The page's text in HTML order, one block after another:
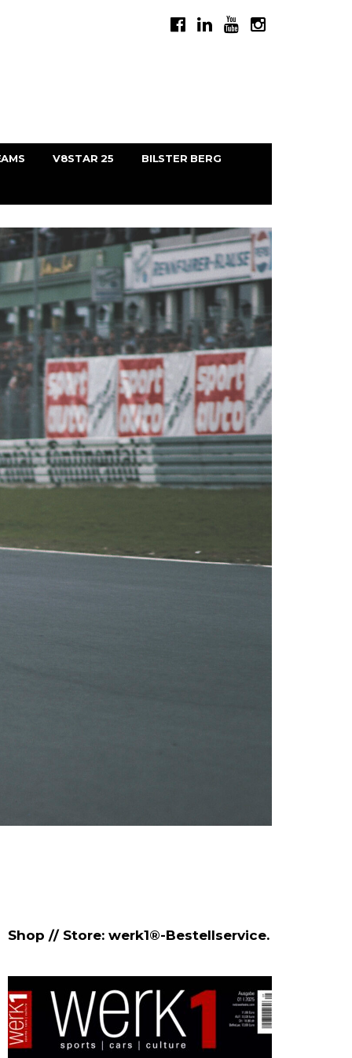
V8STAR 25 BILSTER BERG
Shop // Store: werk1®-Bestellservice.